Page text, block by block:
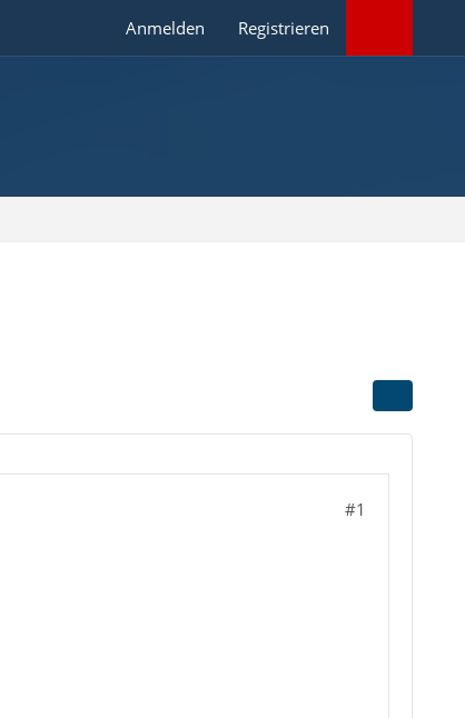
Anmelden Registrieren
#1